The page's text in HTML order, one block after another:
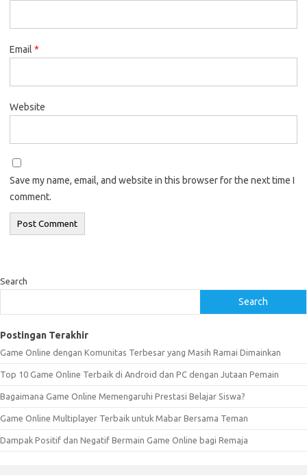
Email *
Website
Save my name, email, and website in this browser for the next time I
comment.
Search
Search
Postingan Terakhir
Game Online dengan Komunitas Terbesar yang Masih Ramai Dimainkan
Top 10 Game Online Terbaik di Android dan PC dengan Jutaan Pemain
Bagaimana Game Online Memengaruhi Prestasi Belajar Siswa?
Game Online Multiplayer Terbaik untuk Mabar Bersama Teman
Dampak Positif dan Negatif Bermain Game Online bagi Remaja